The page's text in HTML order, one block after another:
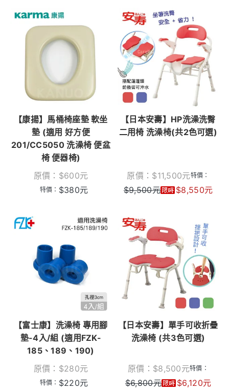
【康揚】馬桶椅座墊 軟坐
墊 (適用 好方便
201/CC5050 洗澡椅 便盆
椅 便器椅)
原價： $600元
特價： $380元
【日本安壽】HP洗澡洗臀
二用椅 洗澡椅(共2色可選)
原價： $11,500元特價：
$9,500元 $8,550元
【富士康】洗澡椅 專用腳
墊-4入/組 (適用FZK-
185、189、190)
原價： $280元
特價： $220元
【日本安壽】單手可收折疊
洗澡椅 (共3色可選)
原價： $8,500元特價：
$6,800元 $6,120元